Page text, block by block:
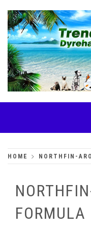
content
HOME NORTHFIN-
FORMULA